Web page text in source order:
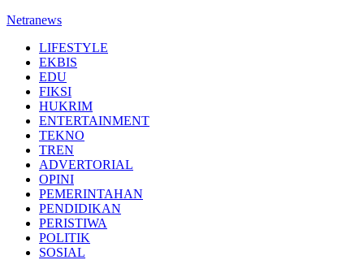
Netranews
LIFESTYLE
EKBIS
EDU
FIKSI
HUKRIM
ENTERTAINMENT
TEKNO
TREN
ADVERTORIAL
OPINI
PEMERINTAHAN
PENDIDIKAN
PERISTIWA
POLITIK
SOSIAL